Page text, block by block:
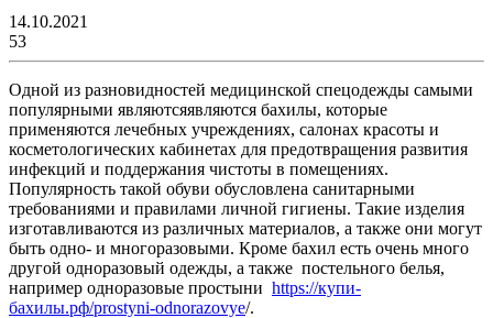
14.10.2021
53
Одной из разновидностей медицинской спецодежды самыми
популярными являютсяявляются бахилы, которые
применяются лечебных учреждениях, салонах красоты и
косметологических кабинетах для предотвращения развития
инфекций и поддержания чистоты в помещениях.
Популярность такой обуви обусловлена санитарными
требованиями и правилами личной гигиены. Такие изделия
изготавливаются из различных материалов, а также они могут
быть одно- и многоразовыми. Кроме бахил есть очень много
другой одноразовый одежды, а также постельного белья,
например одноразовые простыни https://купи-
бахилы.рф/prostyni-odnorazovye/.